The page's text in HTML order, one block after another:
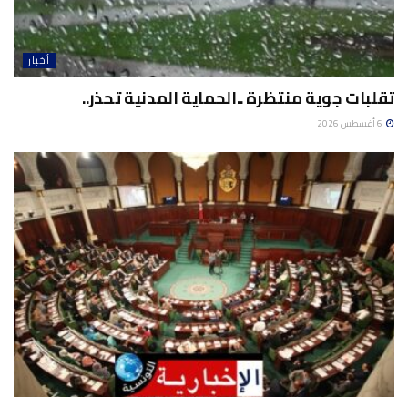
أخبار
تقلبات جوية منتظرة ..الحماية المدنية تحذر..